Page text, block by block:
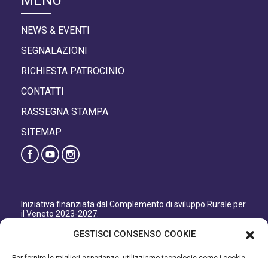
GESTISCI CONSENSO COOKIE
NEWS & EVENTI
SEGNALAZIONI
RICHIESTA PATROCINIO
CONTATTI
RASSEGNA STAMPA
SITEMAP
Iniziativa finanziata dal Complemento di sviluppo Rurale per
il Veneto 2023-2027.